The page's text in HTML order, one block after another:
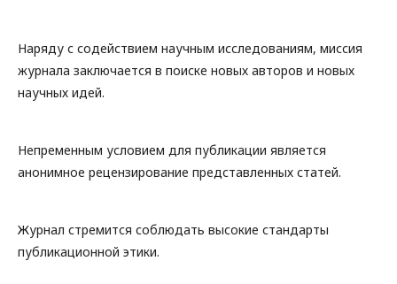
Наряду с содействием научным исследованиям, миссия
журнала заключается в поиске новых авторов и новых
научных идей.
Непременным условием для публикации является
анонимное рецензирование представленных статей.
Журнал стремится соблюдать высокие стандарты
публикационной этики.